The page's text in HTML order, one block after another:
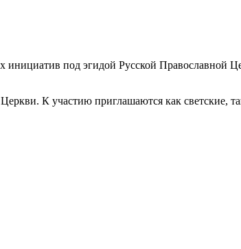
под эгидой Русской Православной
К участию приглашаются как светские,